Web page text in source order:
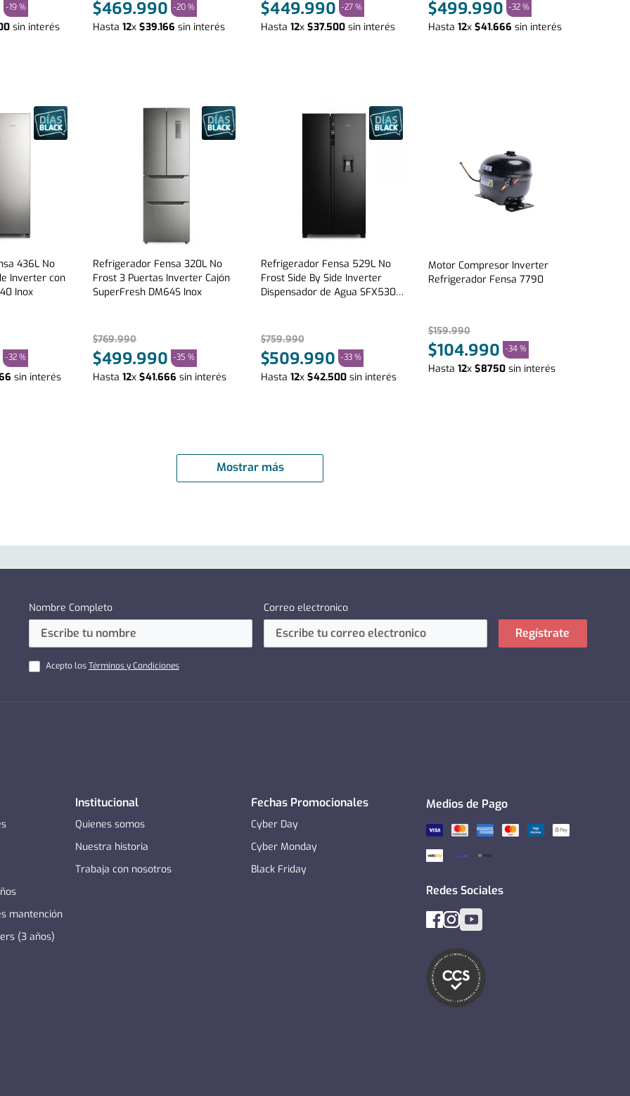
- 19 %
sin interés
$469.990 -20 %
Hasta12x$39.166 sin interés
$449.990 -27 %
Hasta 12x $37.500sin interés
$499.990 -32 %
Hasta 12x $41.666 sin interés
436L No
Inverter con
Inox
-32 %
sin interés
Refrigerador Fensa 320L No
Frost 3 Puertas Inverter Cajón
SuperFresh DM64S Inox
$769.990
$499.990 -35 %
Hasta12x$41.666 sin interés
Refrigerador Fensa 529L No
Frost Side By Side Inverter
Dispensador de Agua SFX530B
$759.990
$509.990 -33 %
Hasta 12x $42.500sin interés
Motor Compresor Inverter
Refrigerador Fensa 7790
$159.990
$104.990 -34 %
Hasta 12x $8750sin interés
Mostrar más
Nombre Completo Correo electronico
Acepto losTérminos y Condiciones
Regístrate
mantención
(3 años)
Institucional
Quienes somos
Nuestra historia
Trabaja con nosotros
Fechas Promocionales
Cyber Day
Cyber Monday
Black Friday
Medios de Pago
Redes Sociales